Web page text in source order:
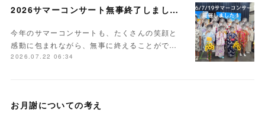
2026サマーコンサート無事終了しました。
今年のサマーコンサートも、たくさんの笑顔と
感動に包まれながら、無事に終えることがで…
2026.07.22 06:34
お月謝についての考え